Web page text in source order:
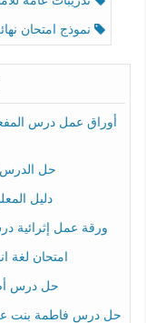
نموذج امتحان نهائي
أوراق عمل درس
حل الدرس
دليل
ورقة عمل إثرائية
امتحان لغة
حل درس
حل درس فاطمة بنت